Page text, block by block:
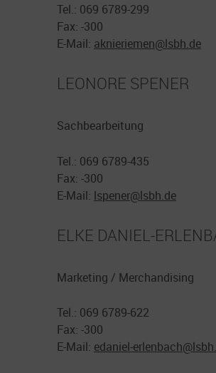
Tel.: 069 6789-299
Fax: -300
E-Mail: aknieriemen@lsbh.de
LEONORE SPENER
Sachbearbeitung
Tel.: 069 6789-435
Fax: -300
E-Mail: lspener@lsbh.de
ELKE DANIEL-
Marketing / Merchandising
Tel.: 069 6789-622
Fax: -300
E-Mail: edaniel-erlenbach@